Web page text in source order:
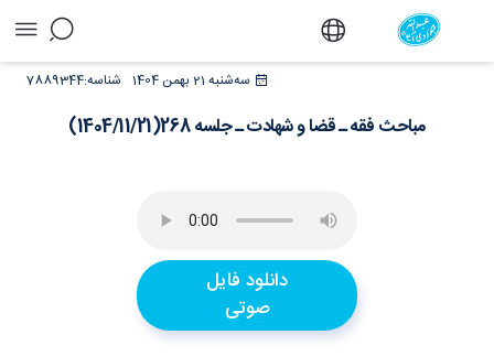
مباحث فقه ـ قضا و شهادت ـ جلسه
سه‌شنبه 21 بهمن 1404 7889344شناسه:
مباحث فقه ـ قضا و شهادت ـ جلسه 268(1404/11/21)
دانلود فایل
صوتی